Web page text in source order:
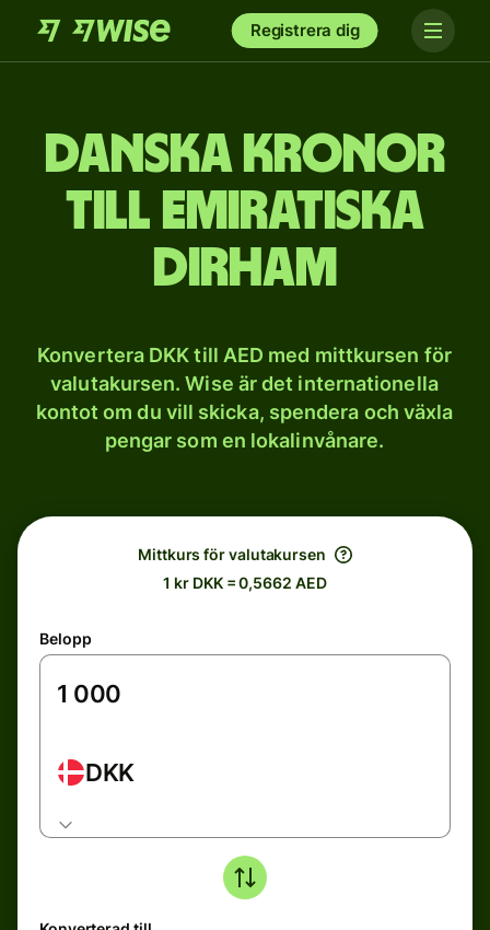
Registrera dig
Danska kronor
till emiratiska
dirham
Konvertera DKK till AED med mittkursen för
valutakursen. Wise är det internationella
kontot om du vill skicka, spendera och växla
pengar som en lokalinvånare.
Mittkurs för valutakursen
1 kr DKK = 0,5662 AED
Belopp
DKK